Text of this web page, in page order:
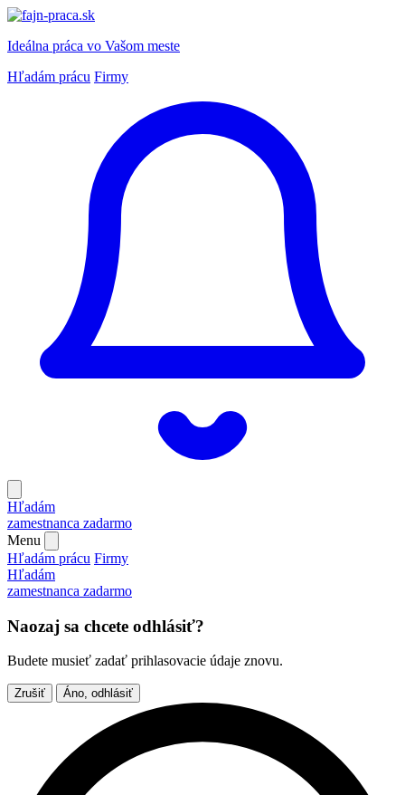
Ideálna práca vo Vašom meste
Hľadám prácu Firmy
Hľadám
zamestnanca zadarmo
Menu
Hľadám prácu Firmy
Hľadám
zamestnanca zadarmo
Naozaj sa chcete odhlásiť?
Budete musieť zadať prihlasovacie údaje znovu.
Zrušiť Áno, odhlásiť